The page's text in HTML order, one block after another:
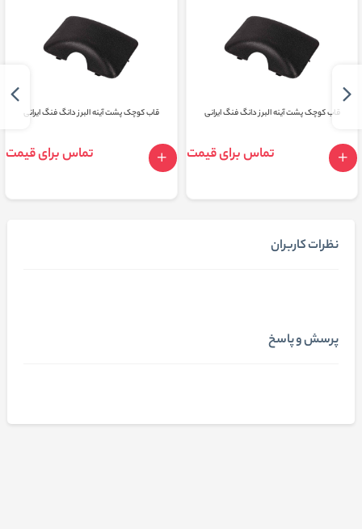
قاب کوچک پشت آینه البرز دانگ فنگ ایرانی
تماس برای قیمت
قاب کوچک پشت آینه البرز دانگ فنگ ایرانی
تماس برای قیمت
نظرات کاربران
پرسش و پاسخ